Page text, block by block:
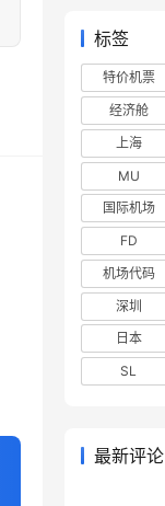
标签
特价机票
经济舱
上海
MU
国际机场
FD
机场代码
深圳
日本
SL
最新评论